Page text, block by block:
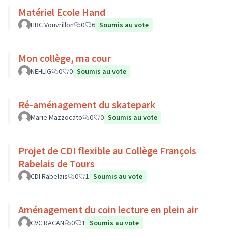
Matériel Ecole Hand
HBC Vouvrillon 0 6 Soumis au vote
Mon collège, ma cour
NEHLIG 0 0 Soumis au vote
Ré-aménagement du skatepark
Marie Mazzocato 0 0 Soumis au vote
Projet de CDI flexible au Collège François
Rabelais de Tours
CDI Rabelais 0 1 Soumis au vote
Aménagement du coin lecture en plein air
CVC RACAN 0 1 Soumis au vote